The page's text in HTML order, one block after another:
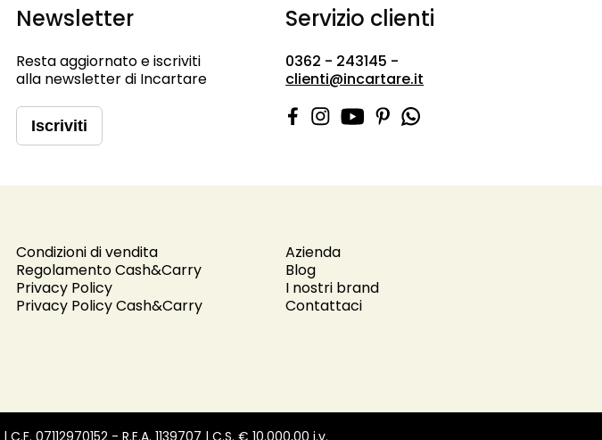
Newsletter
Resta aggiornato e iscriviti
alla newsletter di Incartare
Iscriviti
Servizio clienti
0362 - 243145 -
clienti@incartare.it
Condizioni di vendita
Regolamento Cash&Carry
Privacy Policy
Privacy Policy Cash&Carry
Azienda
Blog
I nostri brand
Contattaci
| C.F. 07112970152 - R.E.A. 1139707 | C.S. € 10.000,00 i.v.